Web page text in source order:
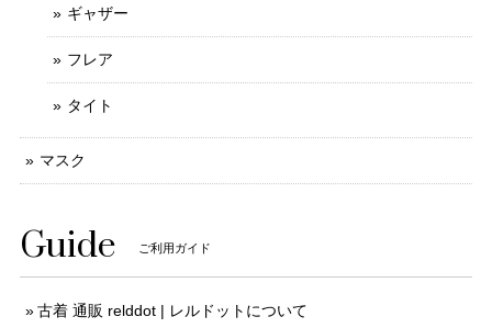
ギャザー
フレア
タイト
マスク
Guide ご利用ガイド
古着 通販 relddot | レルドットについて